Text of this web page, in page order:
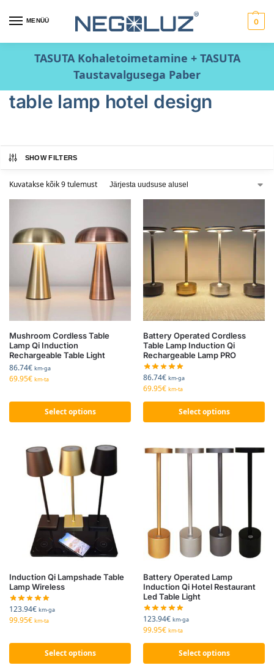
MENÜÜ 0
TASUTA Kohaletoimetamine + TASUTA
Taustavalgusega Paber
table lamp hotel design
SHOW FILTERS
Kuvatakse kõik 9 tulemust
Mushroom Cordless Table
Lamp Qi Induction
Rechargeable Table Light
86.74€ km-ga
69.95€ km-ta
Select options
Battery Operated Cordless
Table Lamp Induction Qi
Rechargeable Lamp PRO
86.74€ km-ga
69.95€ km-ta
Select options
Induction Qi Lampshade Table
Lamp Wireless
123.94€ km-ga
99.95€ km-ta
Select options
Battery Operated Lamp
Induction Qi Hotel Restaurant
Led Table Light
123.94€ km-ga
99.95€ km-ta
Select options